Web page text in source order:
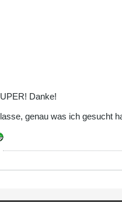
Danke!
genau was ich gesucht